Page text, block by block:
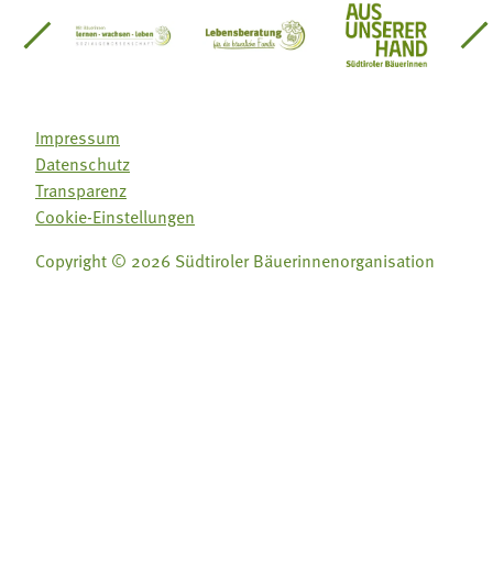
Südtirol
Gärtnervereinigung
Sozialgenossenschaft Mit Bäuerinnen lernen -
Lebensberatung für dieAus unserer
Impressum
Datenschutz
Transparenz
Cookie-Einstellungen
Copyright © 2026 Südtiroler Bäuerinnenorganisation